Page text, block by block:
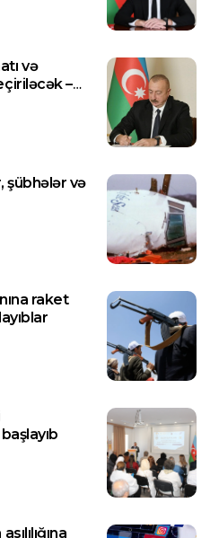
və
–
şübhələr və
raket